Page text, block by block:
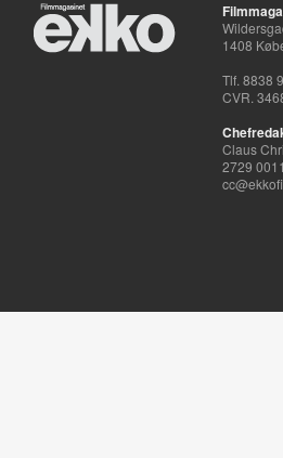
1408
Tlf. 8838
CVR.
Claus
2729 0011